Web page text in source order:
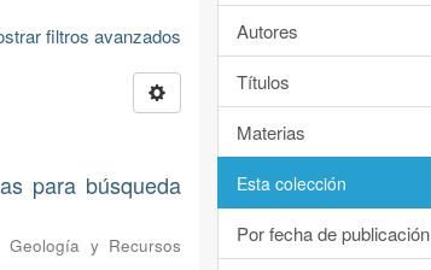
filtros avanzados
para búsqueda
Geología y Recursos
Autores
Títulos
Materias
Esta colección
Por fecha de publicación